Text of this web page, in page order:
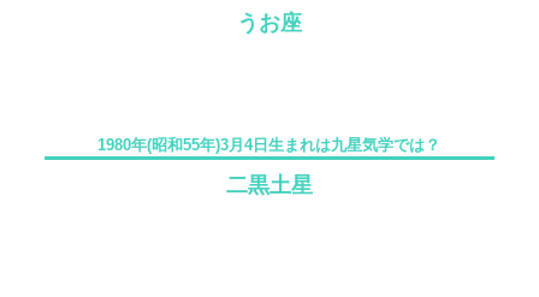
うお座
1980年(昭和55年)3月4日生まれは九星気学では？
二黒土星